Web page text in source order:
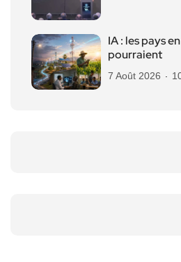
IA : les pays
pourraient
7 Août 2026